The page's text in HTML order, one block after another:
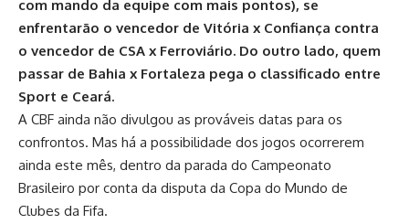
com mando da equipe com mais pontos), se
enfrentarão o vencedor de Vitória x Confiança contra
o vencedor de CSA x Ferroviário. Do outro lado, quem
passar de Bahia x Fortaleza pega o classificado entre
Sport e Ceará.
A CBF ainda não divulgou as prováveis datas para os
confrontos. Mas há a possibilidade dos jogos ocorrerem
ainda este mês, dentro da parada do Campeonato
Brasileiro por conta da disputa da Copa do Mundo de
Clubes da Fifa.